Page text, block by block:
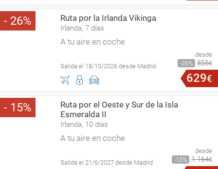
26 Ruta por la Irlanda Vikinga
Irlanda, 7 días
A tu aire en coche
Salida el 18/10/2026 desde Madrid
desde
26
855€
629€
15
Ruta por el Oeste y Sur de la Isla
Esmeralda II
Irlanda, 10 días
A tu aire en coche
Salida el 21/6/2027 desde Madrid
desde
15
1.164€